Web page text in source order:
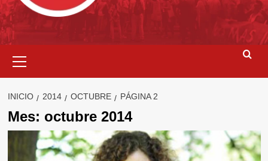
primario
INICIO 2014 OCTUBRE PÁGINA 2
Mes: octubre 2014